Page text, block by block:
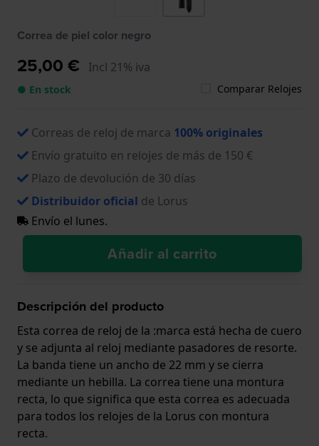
Correa de piel color negro
25,00 € Incl 21% iva
● En stock Comparar Relojes
Correas de reloj de marca 100% originales
Envío gratuito en relojes de más de 150 €
Plazo de devolución de 30 días
Distribuidor oficial de Lorus
Envío el lunes.
Añadir al carrito
Descripción del producto
Esta correa de reloj de la :marca está hecha de cuero
y se adjunta al reloj mediante pasadores de resorte.
La banda tiene un ancho de 22 mm y se cierra
mediante un hebilla. La correa tiene una montura
recta, lo que significa que esta correa es adecuada
para todos los relojes de la Lorus con montura
recta.